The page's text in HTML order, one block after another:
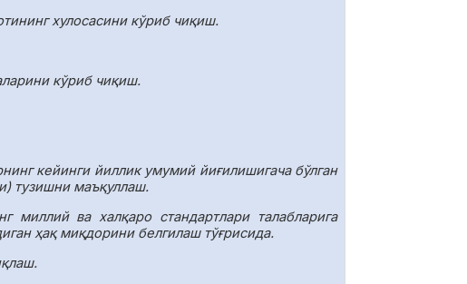
хулосасини кўриб чиқиш.
кўриб чиқиш.
кейинги йиллик умумий йиғилишигача бўлган
тузишни маъқуллаш.
миллий ва халқаро стандартлари талабларига
ҳақ миқдорини белгилаш тўғрисида.